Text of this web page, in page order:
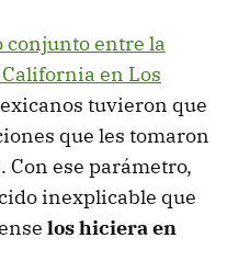
conjunto entre la
en Los
tuvieron que
que les tomaron
Con ese parámetro,
inexplicable que
los hiciera en